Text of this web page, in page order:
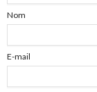
Nom
E-mail